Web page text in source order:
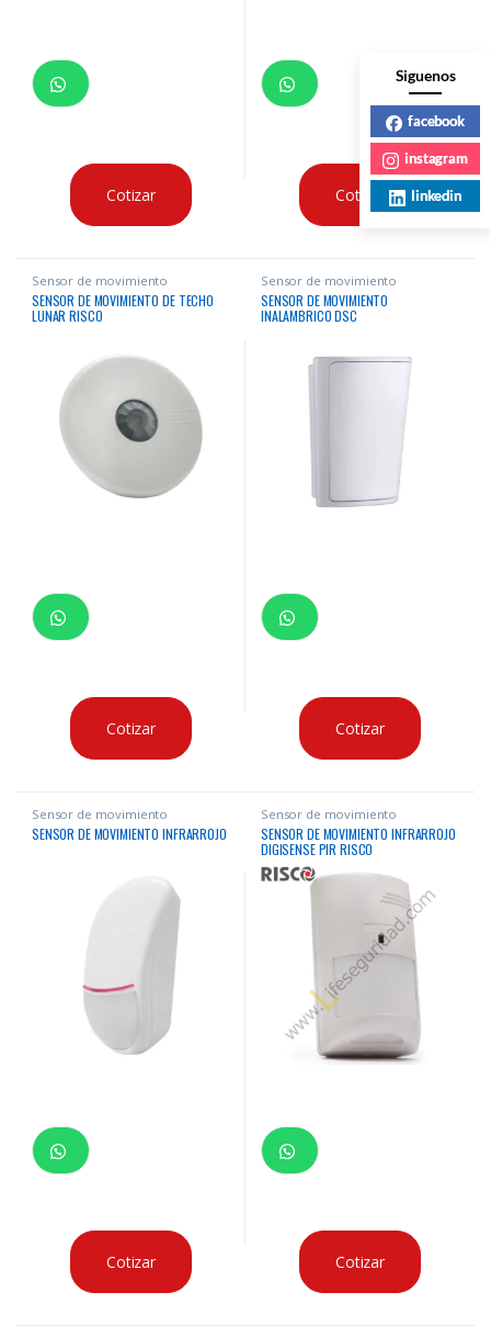
Cotizar Cotizar
Sensor de movimiento
SENSOR DE MOVIMIENTO DE TECHO
LUNAR RISCO
Cotizar
Sensor de movimiento
SENSOR DE MOVIMIENTO
INALAMBRICO DSC
Cotizar
Sensor de movimiento
SENSOR DE MOVIMIENTO INFRARROJO
Cotizar
Sensor de movimiento
SENSOR DE MOVIMIENTO INFRARROJO
DIGISENSE PIR RISCO
Cotizar
Siguenos
facebook
instagram
linkedin